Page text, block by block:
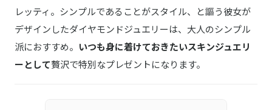
レッティ。シンプルであることがスタイル、と謳う彼女が
デザインしたダイヤモンドジュエリーは、大人のシンプル
派におすすめ。 いつも身に着けておきたいスキンジュエリ
ーとして贅沢で特別なプレゼントになります。